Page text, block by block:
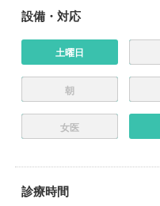
設備・対応
土曜日
朝
女医
診療時間